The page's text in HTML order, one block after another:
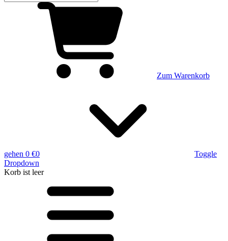
Zum Warenkorb
gehen 0 €0
Toggle
Dropdown
Korb ist leer